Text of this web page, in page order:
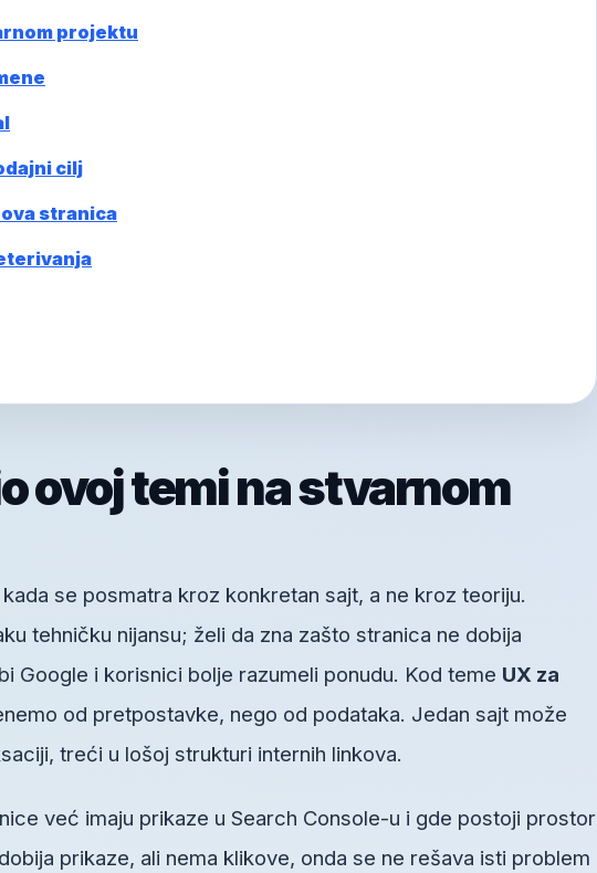
projektu
cilj
stranica
ovoj temi na stvarnom
se posmatra kroz konkretan sajt, a ne kroz teoriju.
tehničku nijansu; želi da zna zašto stranica ne dobija
Google i korisnici bolje razumeli ponudu. Kod teme UX za
od pretpostavke, nego od podataka. Jedan sajt može
treći u lošoj strukturi internih linkova.
već imaju prikaze u Search Console-u i gde postoji prostor
prikaze, ali nema klikove, onda se ne rešava isti problem